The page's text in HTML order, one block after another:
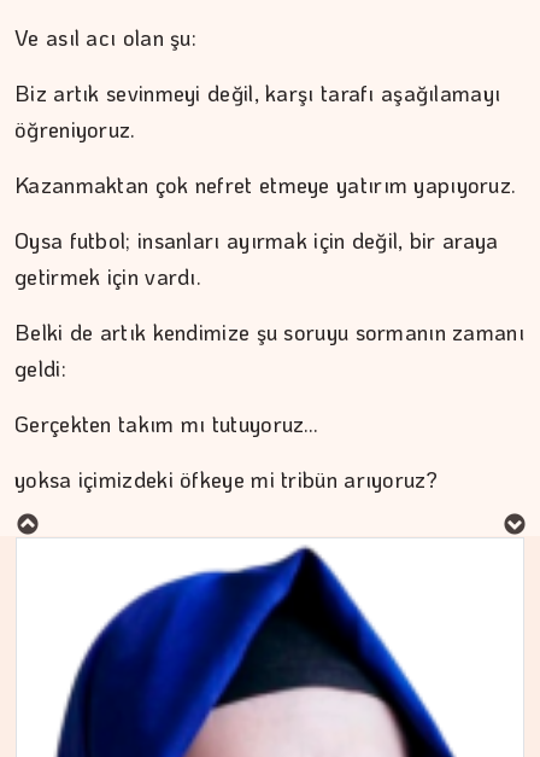
Ve asıl acı olan şu:
Biz artık sevinmeyi değil, karşı tarafı aşağılamayı
öğreniyoruz.
Kazanmaktan çok nefret etmeye yatırım yapıyoruz.
Oysa futbol; insanları ayırmak için değil, bir araya
getirmek için vardı.
Belki de artık kendimize şu soruyu sormanın zamanı
geldi:
Gerçekten takım mı tutuyoruz…
yoksa içimizdeki öfkeye mi tribün arıyoruz?
MURAT DOĞAN
Aç kalan sadece mideniz…